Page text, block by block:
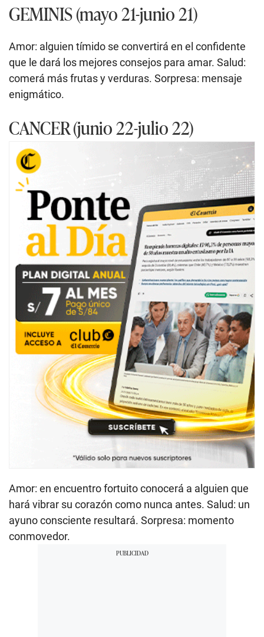
GEMINIS (mayo 21-junio 21)
Amor: alguien tímido se convertirá en el confidente
que le dará los mejores consejos para amar. Salud:
comerá más frutas y verduras. Sorpresa: mensaje
enigmático.
CANCER (junio 22-julio 22)
Amor: en encuentro fortuito conocerá a alguien que
hará vibrar su corazón como nunca antes. Salud: un
ayuno consciente resultará. Sorpresa: momento
conmovedor.